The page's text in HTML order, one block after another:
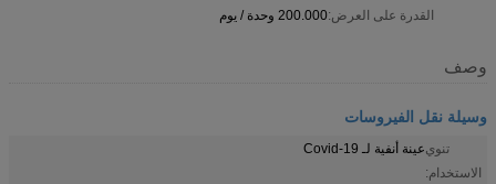
القدرة على العرض:200.000 وحدة / يوم
وصف
وسيلة نقل الفيروسات
تنوي
الاستخدام:
عينة أنفية لـ Covid-19